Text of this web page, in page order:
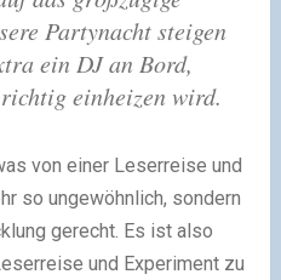
Partynacht steigen
ein DJ an Bord,
einheizen wird.
von einer Leserreise und
so ungewöhnlich, sondern
gerecht. Es ist also
und Experiment zu